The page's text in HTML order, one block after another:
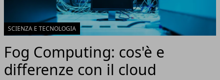
SCIENZA E TECNOLOGIA
Fog Computing: cos'è e
differenze con il cloud